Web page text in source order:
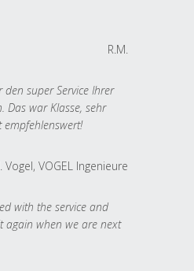
R.M.
super Service Ihrer
Das war Klasse, sehr
Vogel, VOGEL Ingenieure
with the service and
again when we are next